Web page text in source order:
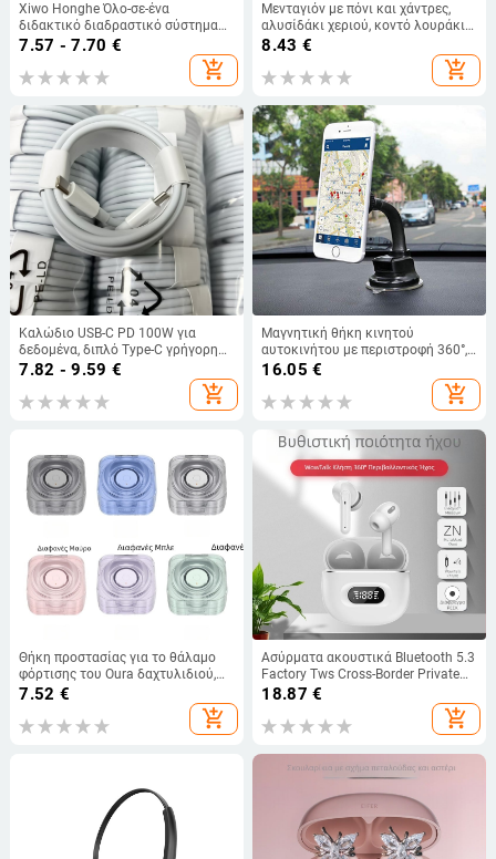
Xiwo Honghe Όλο-σε-ένα
διδακτικό διαδραστικό σύστημα
με οθόνη αφής και υπέρυθρη
διδασκαλίας, έξυπνη γραφίδα
7.57 - 7.70 €
add_shopping_cart
Μενταγιόν με πόνι και χάντρες,
αλυσίδάκι χεριού, κοντό λουράκι
για θήκη τηλεφώνου, λουρί
τσάντας και γούρι CCD κάμερας
8.43 €
add_shopping_cart
Καλώδιο USB-C PD 100W για
δεδομένα, διπλό Type-C γρήγορη
φόρτιση, 60W έξοδος, μήκος 1–2
Android tablets
7.82 - 9.59 €
add_shopping_cart
Μαγνητική θήκη κινητού
αυτοκινήτου με περιστροφή 360°,
μακρύ εύκαμπτο σωλήνα,
βεντούζα για ταμπλό και παρμπρίζ,
ισχυρός μαγνήτης
16.05 €
add_shopping_cart
Θήκη προστασίας για το θάλαμο
φόρτισης του Oura δαχτυλιδιού,
συμβατή με Samsung Galaxy Ring
7.52 €
add_shopping_cart
Ασύρματα ακουστικά Bluetooth 5.3
Factory Tws Cross-Border Private
Model S23 με στερεοφωνικό ήχο
και ψηφιακή οθόνη, ακουστικά
καλής ποιότητας ήχου
18.87 €
add_shopping_cart